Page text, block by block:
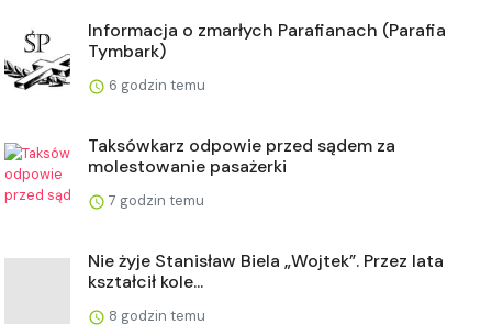
Informacja o zmarłych Parafianach (Parafia
Tymbark)
6 godzin temu
Taksówkarz odpowie przed sądem za
molestowanie pasażerki
7 godzin temu
Nie żyje Stanisław Biela „Wojtek”. Przez lata
kształcił kole...
8 godzin temu